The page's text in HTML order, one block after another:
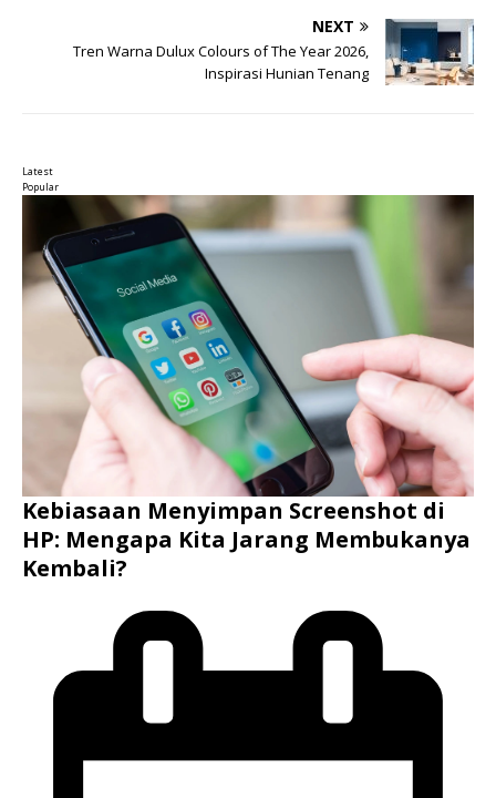
NEXT
Tren Warna Dulux Colours of The Year 2026,
Inspirasi Hunian Tenang
Latest
Popular
Kebiasaan Menyimpan Screenshot di
HP: Mengapa Kita Jarang Membukanya
Kembali?